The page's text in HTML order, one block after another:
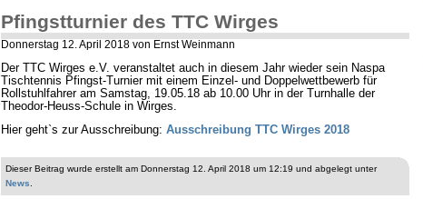
Pfingstturnier des TTC Wirges
Donnerstag 12. April 2018 von Ernst Weinmann
Der TTC Wirges e.V. veranstaltet auch in diesem Jahr wieder sein Naspa
Tischtennis Pfingst-Turnier mit einem Einzel- und Doppelwettbewerb für
Rollstuhlfahrer am Samstag, 19.05.18 ab 10.00 Uhr in der Turnhalle der
Theodor-Heuss-Schule in Wirges.
Hier geht`s zur Ausschreibung: Ausschreibung TTC Wirges 2018
Dieser Beitrag wurde erstellt am Donnerstag 12. April 2018 um 12:19 und abgelegt unter
News.